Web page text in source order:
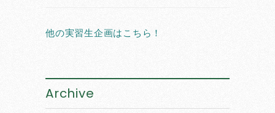
他の実習生企画はこちら！
Archive